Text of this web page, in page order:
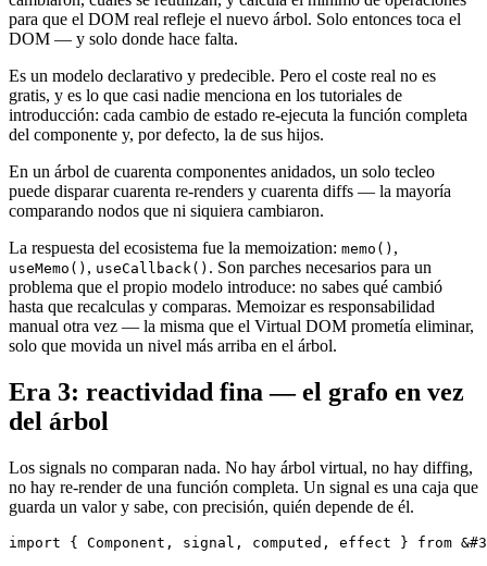
para que el DOM real refleje el nuevo árbol. Solo entonces toca el
DOM — y solo donde hace falta.
Es un modelo declarativo y predecible. Pero el coste real no es
gratis, y es lo que casi nadie menciona en los tutoriales de
introducción: cada cambio de estado re-ejecuta la función completa
del componente y, por defecto, la de sus hijos.
En un árbol de cuarenta componentes anidados, un solo tecleo
puede disparar cuarenta re-renders y cuarenta diffs — la mayoría
comparando nodos que ni siquiera cambiaron.
La respuesta del ecosistema fue la memoization: memo() ,
useMemo() , useCallback() . Son parches necesarios para un
problema que el propio modelo introduce: no sabes qué cambió
hasta que recalculas y comparas. Memoizar es responsabilidad
manual otra vez — la misma que el Virtual DOM prometía eliminar,
solo que movida un nivel más arriba en el árbol.
Era 3: reactividad fina — el grafo en vez
del árbol
Los signals no comparan nada. No hay árbol virtual, no hay diffing,
no hay re-render de una función completa. Un signal es una caja que
guarda un valor y sabe, con precisión, quién depende de él.
import { Component , signal , computed , effect } from &#